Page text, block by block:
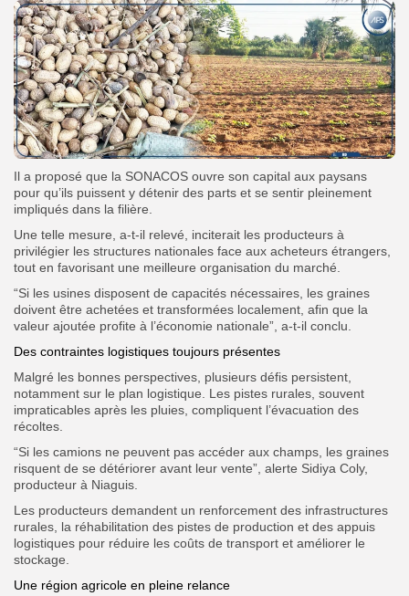
Il a proposé que la SONACOS ouvre son capital aux paysans
pour qu’ils puissent y détenir des parts et se sentir pleinement
impliqués dans la filière.
Une telle mesure, a-t-il relevé, inciterait les producteurs à
privilégier les structures nationales face aux acheteurs étrangers,
tout en favorisant une meilleure organisation du marché.
“Si les usines disposent de capacités nécessaires, les graines
doivent être achetées et transformées localement, afin que la
valeur ajoutée profite à l’économie nationale”, a-t-il conclu.
Des contraintes logistiques toujours présentes
Malgré les bonnes perspectives, plusieurs défis persistent,
notamment sur le plan logistique. Les pistes rurales, souvent
impraticables après les pluies, compliquent l’évacuation des
récoltes.
“Si les camions ne peuvent pas accéder aux champs, les graines
risquent de se détériorer avant leur vente”, alerte Sidiya Coly,
producteur à Niaguis.
Les producteurs demandent un renforcement des infrastructures
rurales, la réhabilitation des pistes de production et des appuis
logistiques pour réduire les coûts de transport et améliorer le
stockage.
Une région agricole en pleine relance